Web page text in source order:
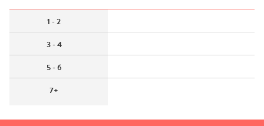
1 - 2
3 - 4
5 - 6
7+